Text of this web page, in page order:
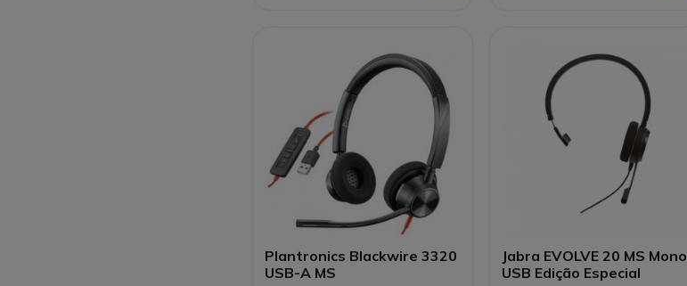
Plantronics Blackwire 3320
USB-A MS
Jabra EVOLVE 20 MS Mono
USB Edição Especial